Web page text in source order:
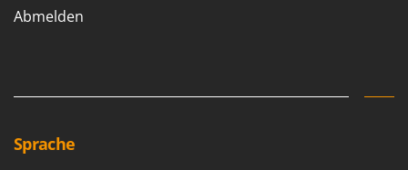
Abmelden
Sprache